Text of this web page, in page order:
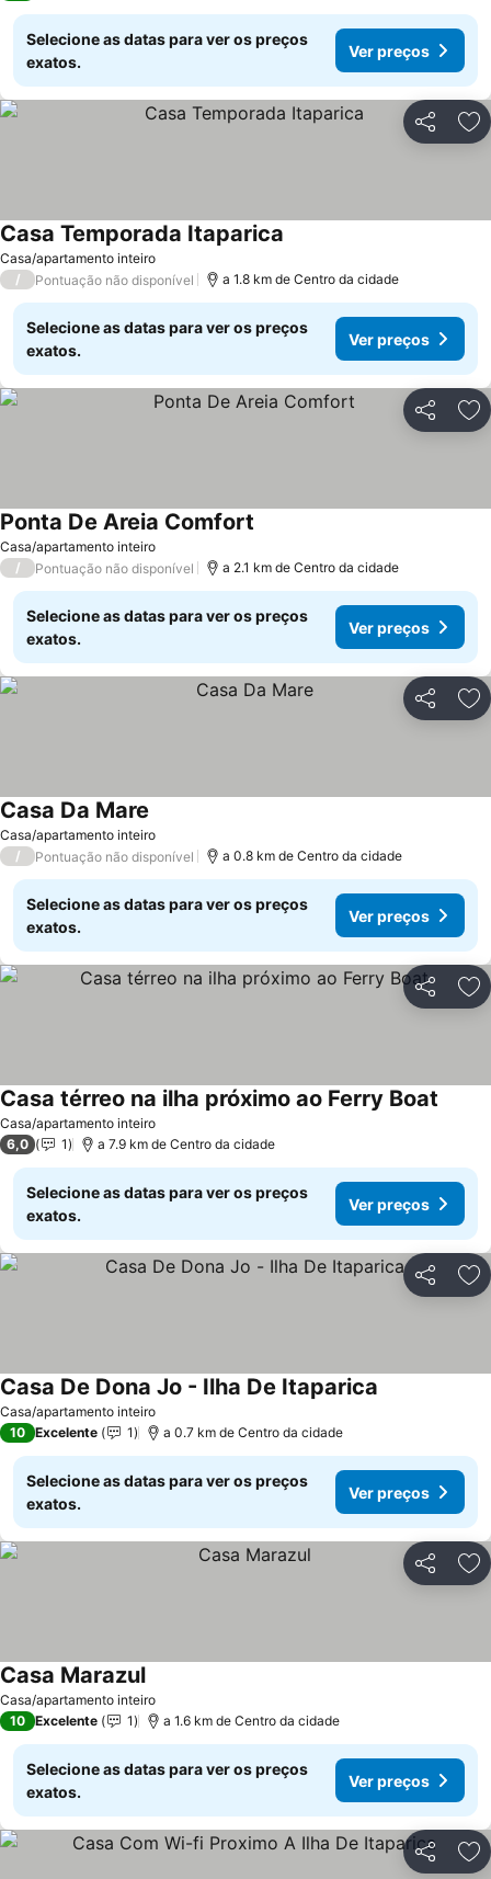
Selecione as datas para ver os preços
exatos.
Ver preços
Partilhar
Casa/apartamento inteiro
Casa Temporada Itaparica
/ Pontuação não disponível a 1.8 km de Centro da cidade
Selecione as datas para ver os preços
exatos.
Ver preços
Partilhar
Casa/apartamento inteiro
Ponta De Areia Comfort
/ Pontuação não disponível a 2.1 km de Centro da cidade
Selecione as datas para ver os preços
exatos.
Ver preços
Partilhar
Casa/apartamento inteiro
Casa Da Mare
/ Pontuação não disponível a 0.8 km de Centro da cidade
Selecione as datas para ver os preços
exatos.
Ver preços
Partilhar
Casa/apartamento inteiro
Casa térreo na ilha próximo ao Ferry Boat
6,0 1 a 7.9 km de Centro da cidade
Selecione as datas para ver os preços
exatos.
Ver preços
Partilhar
Casa/apartamento inteiro
Casa De Dona Jo - Ilha De Itaparica
10 Excelente 1 a 0.7 km de Centro da cidade
Selecione as datas para ver os preços
exatos.
Ver preços
Partilhar
Casa/apartamento inteiro
Casa MarazulVer preços
10 Excelente 1 a 1.6 km de Centro da cidade
Selecione as datas para ver os preços
exatos.
Ver preços
Partilhar